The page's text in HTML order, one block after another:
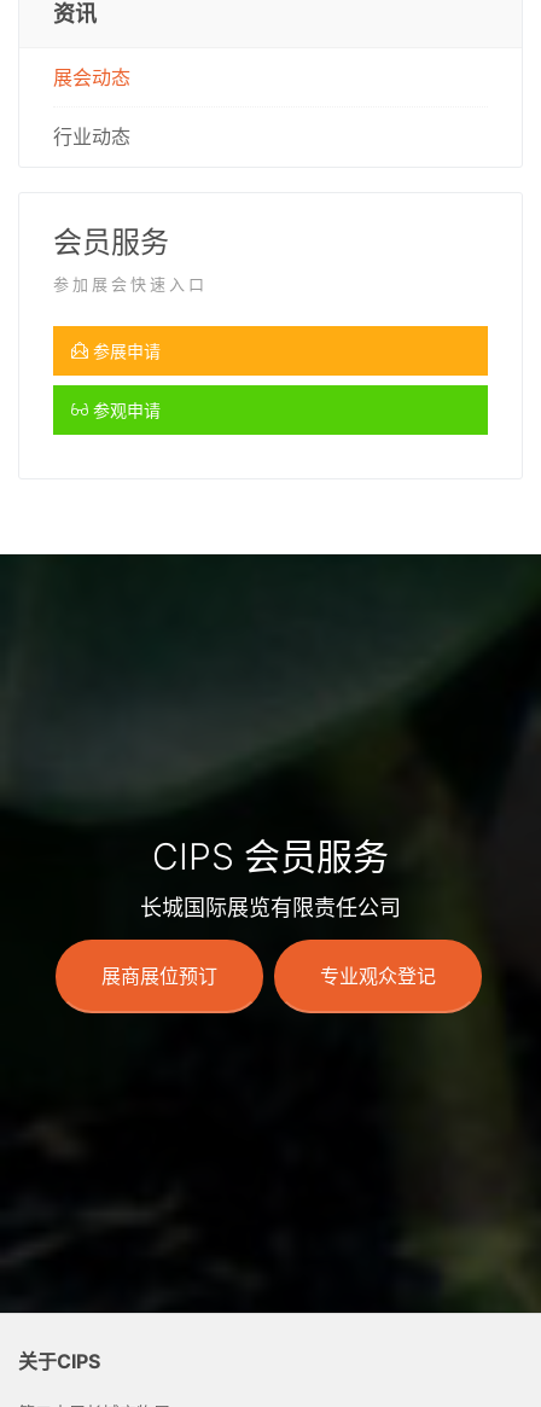
资讯
展会动态
行业动态
会员服务
参加展会快速入口
参展申请
参观申请
CIPS 会员服务
长城国际展览有限责任公司
展商展位预订 专业观众登记
关于CIPS